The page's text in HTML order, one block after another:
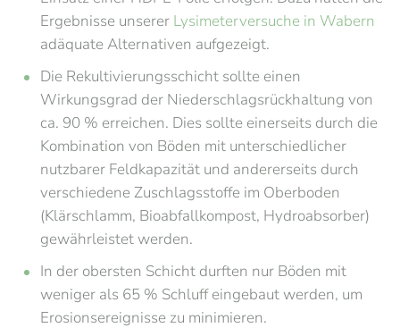
Ergebnisse unserer Lysimeterversuche in Wabern
adäquate Alternativen aufgezeigt.
Die Rekultivierungsschicht sollte einen
Wirkungsgrad der Niederschlagsrückhaltung von
ca. 90 % erreichen. Dies sollte einerseits durch die
Kombination von Böden mit unterschiedlicher
nutzbarer Feldkapazität und andererseits durch
verschiedene Zuschlagsstoffe im Oberboden
(Klärschlamm, Bioabfallkompost, Hydroabsorber)
gewährleistet werden.
In der obersten Schicht durften nur Böden mit
weniger als 65 % Schluff eingebaut werden, um
Erosionsereignisse zu minimieren.